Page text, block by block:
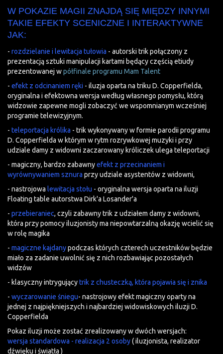
W POKAZIE MAGII ZNAJDĄ SIĘ MIĘDZY INNYMI
TAKIE EFEKTY SCENICZNE I INTERAKTYWNE
JAK:
- rozdzielanie i lewitacja tułowia - autorski trik połączony z
prezentacją sztuki manipulacji kartami będący częścią etiudy
prezentowanej wpółfinale programu Mam Talent
- efekt z odcinaniem ręki - iluzja oparta na triku D. Copperfielda,
oryginalna i efektowna wersja według własnego pomysłu, którą
widzowie zapewne mogli zobaczyć we wspomnianym wcześniej
programie telewizyjnym.
- teleportacja królika - trik wykonywany w formie parodii programu
D. Copperfielda w którym w rytm rozrywkowej muzyki i przy
udziale damy z widowni zaczarowany króliczek ulega teleportacji
- magiczny, bardzo zabawnyefekt z przecinaniem i
wyrównywaniem sznura przy udziale asystentów z widowni,
- nastrojowa lewitacja stołu - oryginalna wersja oparta na iluzji
Floating table autorstwa Dirk'a Losander'a
- przebieraniec, czyli zabawny trik z udziałem damy z widowni,
która przy pomocy iluzjonisty ma niepowtarzalną okazję wcielić się
w rolę magika
- magiczne kajdanypodczas których czterech uczestników będzie
miało za zadanie uwolnić się z nich rozbawiając pozostałych
widzów
- klasyczny intrygującytrik z chusteczką, która pojawia się i znika
- wyczarowanie śniegu- nastrojowy efekt magiczny oparty na
jednej z najpiękniejszych i najbardziej widowiskowych iluzji D.
Copperfielda
Pokaz iluzji może zostać zrealizowany w dwóch wersjach:
wersja standardowa - realizacja 2 osoby( iluzjonista, realizator
dźwięku i światła )